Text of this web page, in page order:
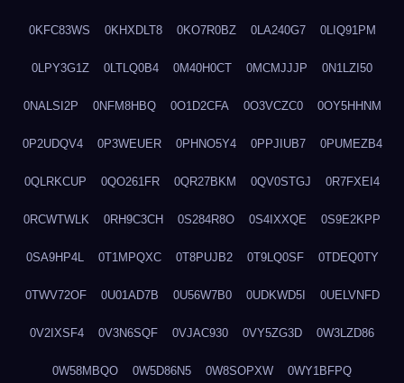
0KFC83WS 0KHXDLT8 0KO7R0BZ 0LA240G7 0LIQ91PM
0LPY3G1Z 0LTLQ0B4 0M40H0CT 0MCMJJJP 0N1LZI50
0NALSI2P 0NFM8HBQ 0O1D2CFA 0O3VCZC0 0OY5HHNM
0P2UDQV4 0P3WEUER 0PHNO5Y4 0PPJIUB7 0PUMEZB4
0QLRKCUP 0QO261FR 0QR27BKM 0QV0STGJ 0R7FXEI4
0RCWTWLK 0RH9C3CH 0S284R8O 0S4IXXQE 0S9E2KPP
0SA9HP4L 0T1MPQXC 0T8PUJB2 0T9LQ0SF 0TDEQ0TY
0TWV72OF 0U01AD7B 0U56W7B0 0UDKWD5I 0UELVNFD
0V2IXSF4 0V3N6SQF 0VJAC930 0VY5ZG3D 0W3LZD86
0W58MBQO 0W5D86N5 0W8SOPXW 0WY1BFPQ